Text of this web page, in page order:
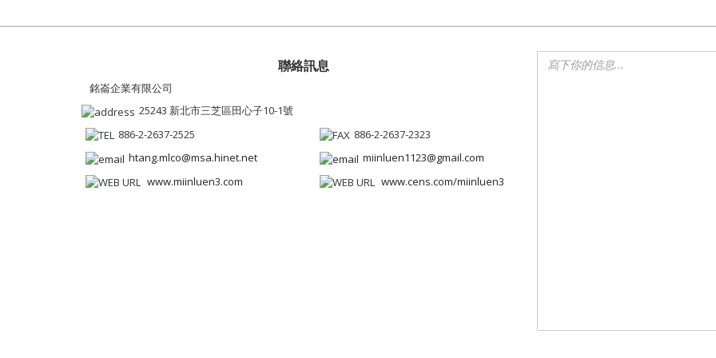
聯絡訊息
銘崙企業有限公司
25243 新北市三芝區田心子10-1號
886-2-2637-2525
886-2-2637-2323
htang.mlco@msa.hinet.net
miinluen1123@gmail.com
www.miinluen3.com
www.cens.com/miinluen3